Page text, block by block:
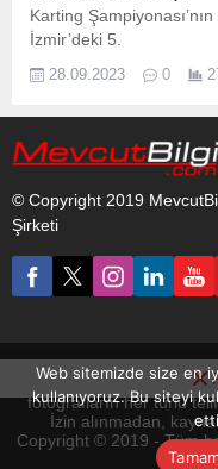
Karting Şampiyonası’nın
İzmir’deki 5.
28.09.2023 0
© Copyright 2019
Şirketi
www.mevcutbilgi.com
fotoğrafların her türlü
İzin alınmadan,
Copyright © 2019 - Tüm
Medya
Web sitemizde size en
kullanıyoruz. Bu siteyi